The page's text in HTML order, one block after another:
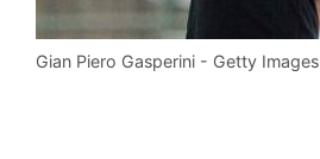
Gian Piero Gasperini - Getty Images